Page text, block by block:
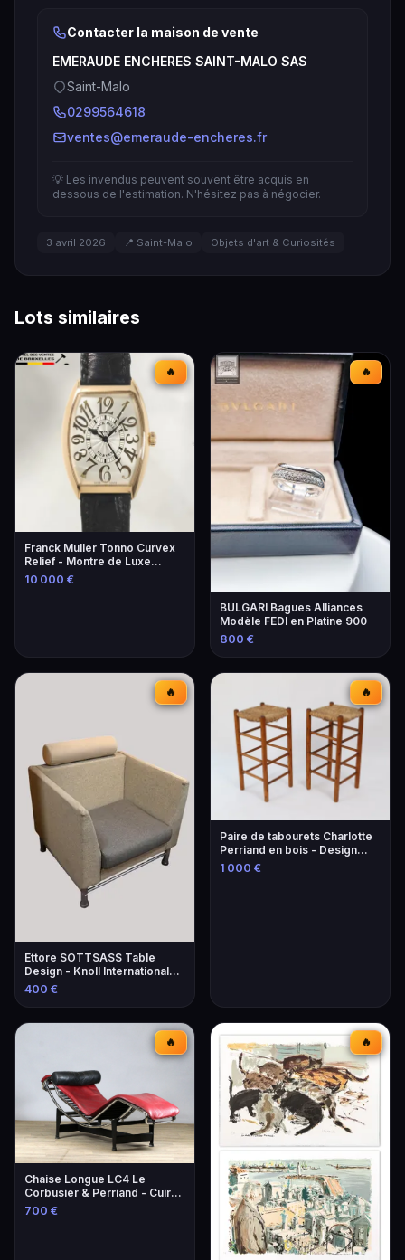
Contacter la maison de vente
EMERAUDE ENCHERES SAINT-MALO SAS
Saint-Malo
0299564618
ventes@emeraude-encheres.fr
💡 Les invendus peuvent souvent être acquis en
dessous de l'estimation. N'hésitez pas à négocier.
3 avril 2026 📍 Saint-Malo Objets d'art & Curiosités
Lots similaires
🔥
Franck Muller Tonno Curvex
Relief - Montre de Luxe
Unique
10 000 €
🔥
BULGARI Bagues Alliances
Modèle FEDI en Platine 900
800 €
🔥
Ettore SOTTSASS Table
Design - Knoll International
Éditeur
400 €
🔥
Paire de tabourets Charlotte
Perriand en bois - Design
iconique
1 000 €
🔥
Chaise Longue LC4 Le
Corbusier & Perriand - Cuir
Lie-de-Vin
700 €
🔥